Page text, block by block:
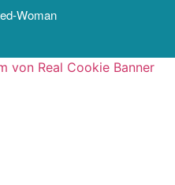
Woman
von Real Cookie Banner